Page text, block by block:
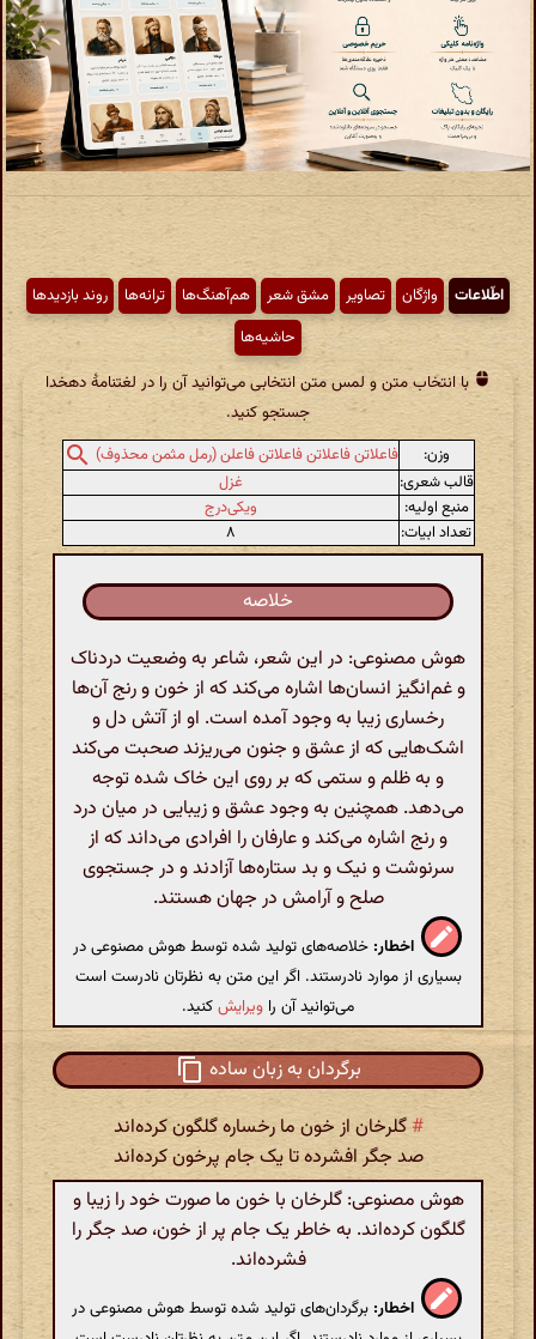
اطّلاعات واژگان تصاویر مشق شعر هم‌آهنگ‌ها ترانه‌ها
روند بازدیدها
حاشیه‌ها
با انتخاب متن و لمس متن انتخابی می‌توانید آن را در لغتنامهٔ دهخدا
جستجو کنید.
وزن:
فاعلاتن فاعلاتن فاعلاتن فاعلن (رمل مثمن محذوف)
قالب شعری:
غزل
منبع اولیه:
ویکی‌درج
تعداد ابیات:
۸
خلاصه
هوش مصنوعی: در این شعر، شاعر به وضعیت دردناک
و غم‌انگیز انسان‌ها اشاره می‌کند که از خون و رنج آن‌ها
رخساری زیبا به وجود آمده است. او از آتش دل و
اشک‌هایی که از عشق و جنون می‌ریزند صحبت می‌کند
و به ظلم و ستمی که بر روی این خاک شده توجه
می‌دهد. همچنین به وجود عشق و زیبایی در میان درد
و رنج اشاره می‌کند و عارفان را افرادی می‌داند که از
سرنوشت و نیک و بد ستاره‌ها آزادند و در جستجوی
صلح و آرامش در جهان هستند.
اخطار: خلاصه‌های تولید شده توسط هوش مصنوعی در
بسیاری از موارد نادرستند. اگر این متن به نظرتان نادرست است
می‌توانید آن را ویرایشکنید.
برگردان به زبان ساده
#گلرخان از خون ما رخساره گلگون کرده‌اند
صد جگر افشرده تا یک جام پرخون کرده‌اند
هوش مصنوعی: گلرخان با خون ما صورت خود را زیبا و
گلگون کرده‌اند. به خاطر یک جام پر از خون، صد جگر را
فشرده‌اند.
اخطار: برگردان‌های تولید شده توسط هوش مصنوعی در